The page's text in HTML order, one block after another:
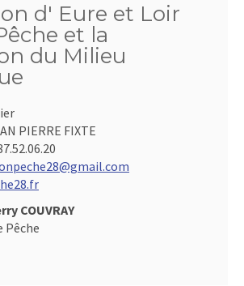
d' Eure et Loir
et la
du Milieu
PIERRE FIXTE
COUVRAY
Pêche